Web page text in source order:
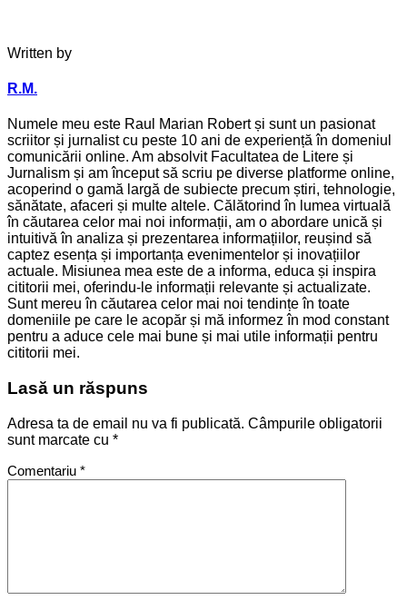
Written by
R.M.
Numele meu este Raul Marian Robert și sunt un pasionat
scriitor și jurnalist cu peste 10 ani de experiență în domeniul
comunicării online. Am absolvit Facultatea de Litere și
Jurnalism și am început să scriu pe diverse platforme online,
acoperind o gamă largă de subiecte precum știri, tehnologie,
sănătate, afaceri și multe altele. Călătorind în lumea virtuală
în căutarea celor mai noi informații, am o abordare unică și
intuitivă în analiza și prezentarea informațiilor, reușind să
captez esența și importanța evenimentelor și inovațiilor
actuale. Misiunea mea este de a informa, educa și inspira
cititorii mei, oferindu-le informații relevante și actualizate.
Sunt mereu în căutarea celor mai noi tendințe în toate
domeniile pe care le acopăr și mă informez în mod constant
pentru a aduce cele mai bune și mai utile informații pentru
cititorii mei.
Lasă un răspuns
Adresa ta de email nu va fi publicată. Câmpurile obligatorii
sunt marcate cu *
Comentariu *